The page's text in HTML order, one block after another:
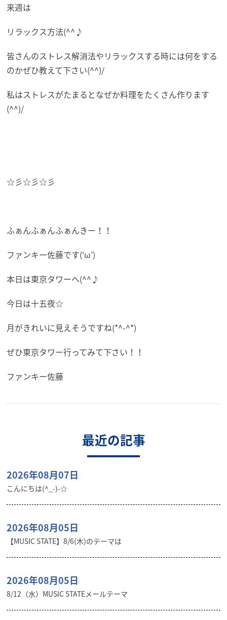
来週は
リラックス方法(^^♪
皆さんのストレス解消法やリラックスする時には何をする
のかぜひ教えて下さい(^^)/
私はストレスがたまるとなぜか料理をたくさん作ります
(^^)/
☆彡☆彡☆彡
ふぁんふぁんふぁんきー！！
ファンキー佐藤です(‘ω’)
本日は東京タワーへ(^^♪
今日は十五夜☆
月がきれいに見えそうですね(*^-^*)
ぜひ東京タワー行ってみて下さい！！
ファンキー佐藤
最近の記事
2026年08月07日
こんにちは(^_-)-☆
2026年08月05日
【MUSIC STATE】8/6(木)のテーマは
2026年08月05日
8/12（水）MUSIC STATEメールテーマ